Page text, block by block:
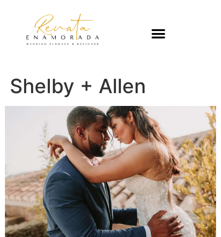
Shelby + Allen